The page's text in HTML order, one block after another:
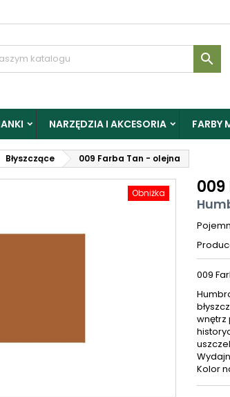

NARZĘDZIA I AKCESORIA FARBY
Błyszczące 009 Farba Tan - olejna
Obniżka
009
wnętrz
Kolor